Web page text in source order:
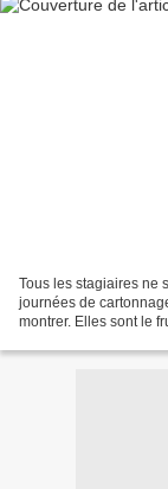
Tous les stagiaires ne
journées de
montrer. Elles sont le